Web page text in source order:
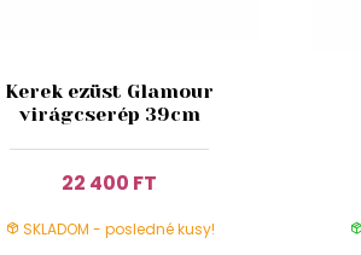
Kerek ezüst Glamour
virágcserép 39cm
22 400 FT
SKLADOM - posledné kusy!